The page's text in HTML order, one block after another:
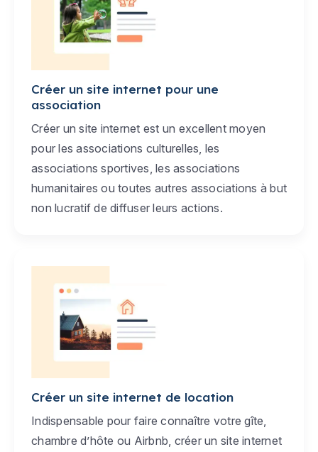
Créer un site internet pour une
association
Créer un site internet est un excellent moyen
pour les associations culturelles, les
associations sportives, les associations
humanitaires ou toutes autres associations à but
non lucratif de diffuser leurs actions.
Créer un site internet de location
Indispensable pour faire connaître votre gîte,
chambre d’hôte ou Airbnb, créer un site internet